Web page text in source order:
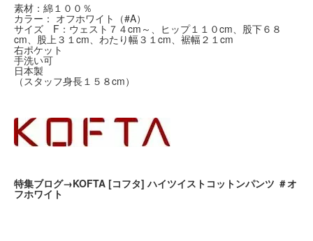
素材：綿１００％
カラー： オフホワイト（#A）
サイズ F：ウェスト７４cm～、ヒップ１１０cm、股下６８
cm、股上３１cm、わたり幅３１cm、裾幅２１cm
右ポケット
手洗い可
日本製
（スタッフ身長１５８cm）
特集ブログ→KOFTA [コフタ] ハイツイストコットンパンツ ＃オ
フホワイト